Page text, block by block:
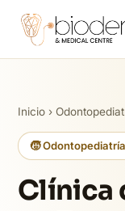
Inicio ›
🧒
Clínica